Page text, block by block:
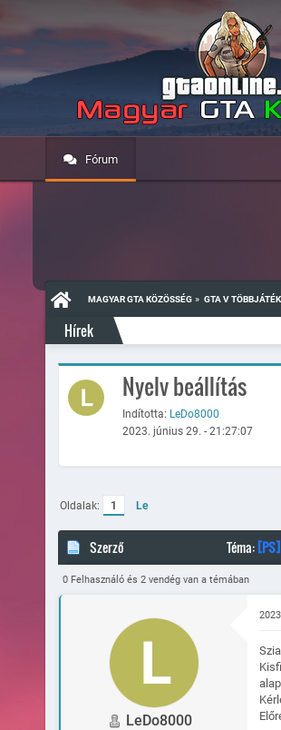
Fórum
MAGYAR GTA KÖZÖSSÉG » GTA V
Hírek
Nyelv beállítás
Indította: LeDo8000
2023. június 29. - 21:27:07
Oldalak: 1 Le
Szerző Téma:[PS]
0 Felhasználó és 2 vendég van a témában
LeDo8000